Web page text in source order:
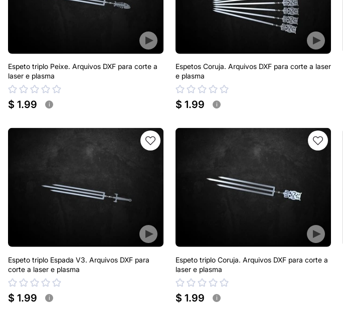
Espeto triplo Peixe. Arquivos DXF para corte a
laser e plasma
$ 1.99 i
Espetos Coruja. Arquivos DXF para corte a laser
e plasma
$ 1.99 i
Espeto triplo Espada V3. Arquivos DXF para
corte a laser e plasma
$ 1.99 i
Espeto triplo Coruja. Arquivos DXF para corte a
laser e plasma
$ 1.99 i